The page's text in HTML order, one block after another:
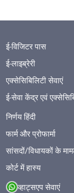
ई-विजिटर पास
ई-लाइब्रेरी
एक्सेसिबिलिटी सेवाएं
ई-सेवा केंद्र एवं
निर्णय हिंदी
फार्म और प्रोफार्मा
सांसदों/विधायकों के
कोर्ट में हास्य
व्हाट्सएप सेवाएं